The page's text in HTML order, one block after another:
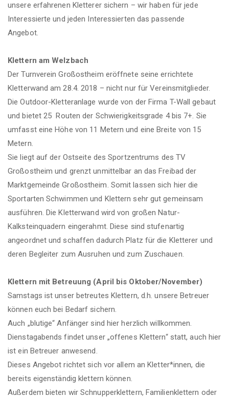
unsere erfahrenen Kletterer sichern – wir haben für jede
Interessierte und jeden Interessierten das passende
Angebot.
Klettern am Welzbach
Der Turnverein Großostheim eröffnete seine errichtete
Kletterwand am 28.4. 2018 – nicht nur für Vereinsmitglieder.
Die Outdoor-Kletteranlage wurde von der Firma T-Wall gebaut
und bietet 25 Routen der Schwierigkeitsgrade 4 bis 7+. Sie
umfasst eine Höhe von 11 Metern und eine Breite von 15
Metern.
Sie liegt auf der Ostseite des Sportzentrums des TV
Großostheim und grenzt unmittelbar an das Freibad der
Marktgemeinde Großostheim. Somit lassen sich hier die
Sportarten Schwimmen und Klettern sehr gut gemeinsam
ausführen. Die Kletterwand wird von großen Natur-
Kalksteinquadern eingerahmt. Diese sind stufenartig
angeordnet und schaffen dadurch Platz für die Kletterer und
deren Begleiter zum Ausruhen und zum Zuschauen.
Klettern mit Betreuung (April bis Oktober/November)
Samstags ist unser betreutes Klettern, d.h. unsere Betreuer
können euch bei Bedarf sichern.
Auch „blutige“ Anfänger sind hier herzlich willkommen.
Dienstagabends findet unser „offenes Klettern“ statt, auch hier
ist ein Betreuer anwesend.
Dieses Angebot richtet sich vor allem an Kletter*innen, die
bereits eigenständig klettern können.
Außerdem bieten wir Schnupperklettern, Familienklettern oder